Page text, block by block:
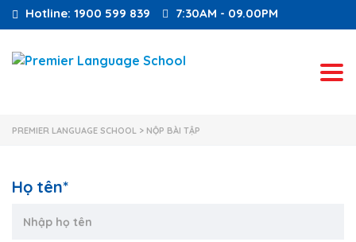
7:30AM - 09.00PM
Hotline: 1900 599 839
PREMIER LANGUAGE SCHOOL > NỘP BÀI TẬP
Họ tên*